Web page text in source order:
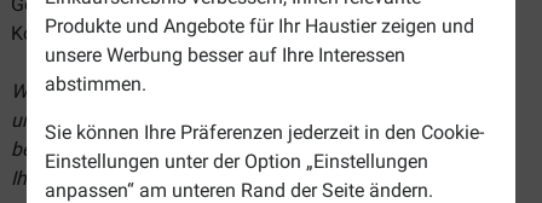
Produkte und Angebote für Ihr Haustier zeigen und
unsere Werbung besser auf Ihre Interessen
abstimmen.
Sie können Ihre Präferenzen jederzeit in den Cookie-
Einstellungen unter der Option „Einstellungen
anpassen“ am unteren Rand der Seite ändern.
Kotschaufeln und Türen für das Katzentoilette.
Werfen Sie einen Blick auf unser umfangreiches Sortiment
und bestellen Sie einfach und günstig online bei Brekz die
besten Katzenklos oder das beste Katzentoilette-Zubehör.
Ihre Bestellung wird Ihnen schnellstmöglich zugestellt!